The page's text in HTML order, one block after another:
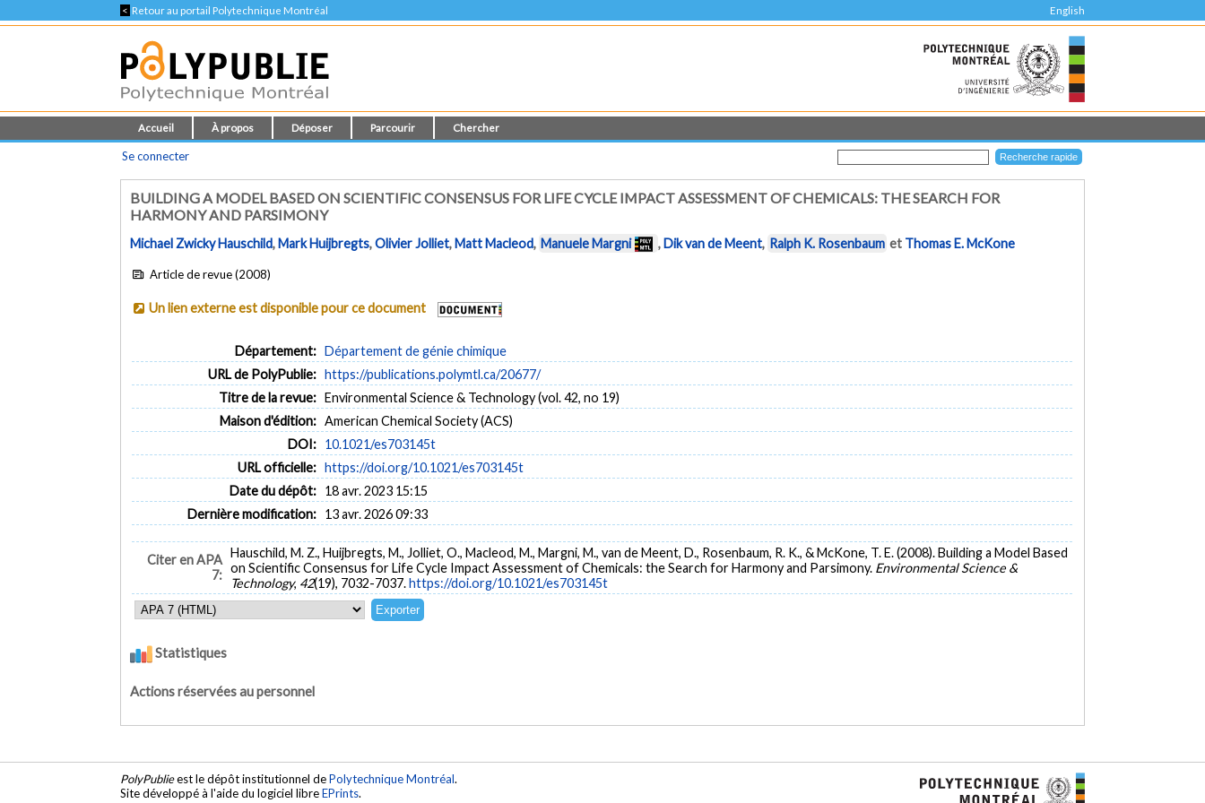
< Retour au portail Polytechnique Montréal English
Accueil À propos Déposer Parcourir Chercher
Se connecter
BUILDING A MODEL BASED ON SCIENTIFIC CONSENSUS FOR LIFE CYCLE IMPACT ASSESSMENT OF CHEMICALS: THE SEARCH FOR
HARMONY AND PARSIMONY
Michael Zwicky Hauschild,Mark Huijbregts,Olivier Jolliet,Matt Macleod, Manuele Margni ,Dik van de Meent, Ralph K. Rosenbaum et Thomas E. McKone
Article de revue (2008)
Un lien externe est disponible pour ce document
Département: Département de génie chimique
URL de PolyPublie: https://publications.polymtl.ca/20677/
Titre de la revue: Environmental Science & Technology (vol. 42, no 19)
Maison d'édition: American Chemical Society (ACS)
DOI: 10.1021/es703145t
URL officielle: https://doi.org/10.1021/es703145t
Date du dépôt: 18 avr. 2023 15:15
Dernière modification: 13 avr. 2026 09:33
Citer en APA
7:
Hauschild, M. Z., Huijbregts, M., Jolliet, O., Macleod, M., Margni, M., van de Meent, D., Rosenbaum, R. K., & McKone, T. E. (2008). Building a Model Based
on Scientific Consensus for Life Cycle Impact Assessment of Chemicals: the Search for Harmony and Parsimony. Environmental Science &
Technology, 42(19), 7032-7037.https://doi.org/10.1021/es703145t
Statistiques
Actions réservées au personnel
PolyPublieest le dépôt institutionnel dePolytechnique Montréal.
Site développé à l'aide du logiciel libreEPrints.